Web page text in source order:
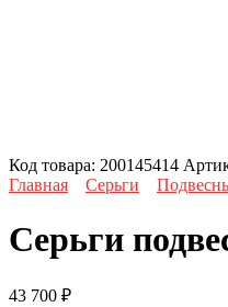
Код товара: 200145414
Главная
Серьги
Серьги
43 700 ₽